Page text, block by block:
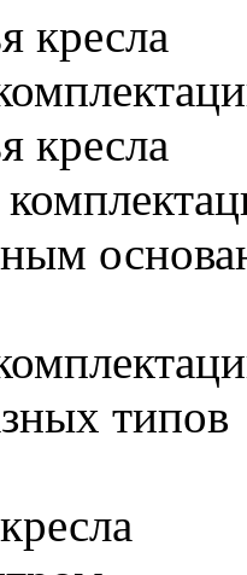
кресла
типов